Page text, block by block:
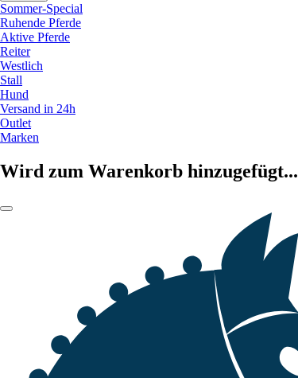
Sommer-Special
Ruhende Pferde
Aktive Pferde
Reiter
Westlich
Stall
Hund
Versand in 24h
Outlet
Marken
Wird zum Warenkorb hinzugefügt...